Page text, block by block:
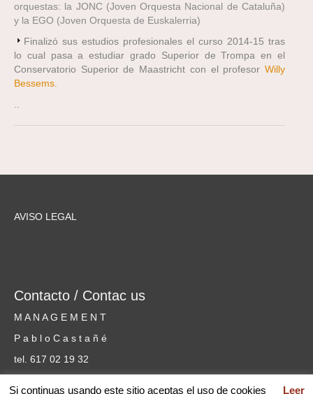
orquestas: la JONC (Joven Orquesta Nacional de Cataluña)
y la EGO (Joven Orquesta de Euskalerria)
Finalizó sus estudios profesionales el curso 2014-15 tras
lo cual pasa a estudiar grado Superior de Trompa en el
Conservatorio Superior de Maastricht con el profesor Willy
Bessems.
..
AVISO LEGAL
Contacto / Contac us
M A N A G E M E N T
P a b l o C a s t a ñ é
tel. 617 02 19 32
Si continuas usando este sitio aceptas el uso de cookies Leer